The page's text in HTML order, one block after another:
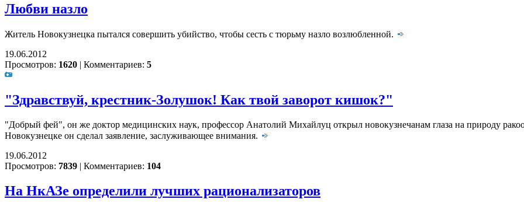
Любви назло
Житель Новокузнецка пытался совершить убийство, чтобы сесть с тюрьму назло возлюбленной.
19.06.2012
Просмотров: 1620 | Комментариев: 5
"Здравствуй, крестник-Золушок! Как твой заворот кишок?"
"Добрый фей", он же доктор медицинских наук, профессор Анатолий Михайлуц открыл новокузнечанам глаза на природу
Новокузнецке он сделал заявление, заслуживающее внимания.
19.06.2012
Просмотров: 7839 | Комментариев: 104
На НкАЗе определили лучших рационализаторов